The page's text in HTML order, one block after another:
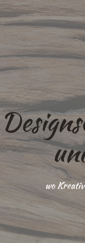
Zum
Hauptinhalt
wo